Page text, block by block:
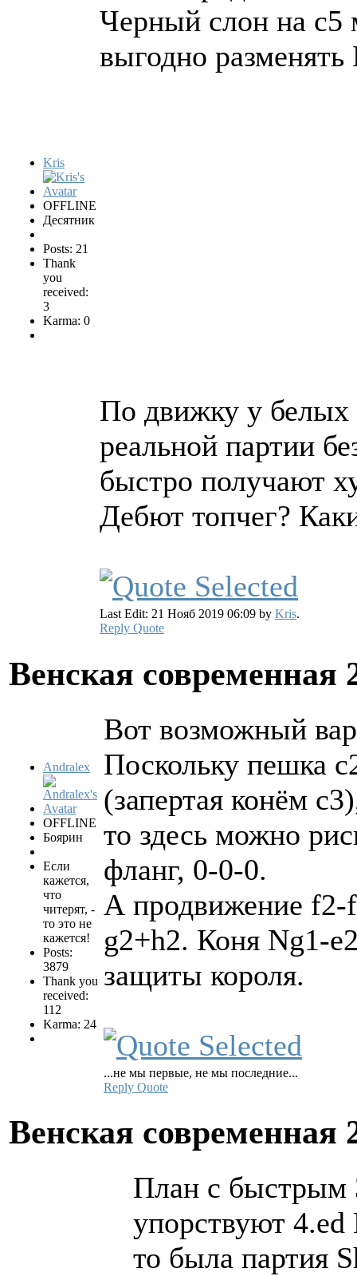
Kris
OFFLINE
Десятник
Posts: 21
Thank
you
received:
3
Karma: 0
Черный слон на c5
выгодно разменять
По движку у белых
реальной партии
быстро получают
Дебют топчег?
Last Edit: 21 Нояб 2019 06:09 by Kris.
Reply Quote
Венская современная
Andralex
OFFLINE
Боярин
Если
кажется,
что
читерят, -
то это не
кажется!
Posts:
3879
Thank you
received:
112
Karma: 24
Вот возможный
Поскольку пешка
(запертая конём
то здесь можно
фланг, 0-0-0.
А продвижение f2-
g2+h2. Коня Ng1-
защиты короля.
...не мы первые, не мы последние...
Reply Quote
Венская современная
План с быстрым
упорствуют
то была партия